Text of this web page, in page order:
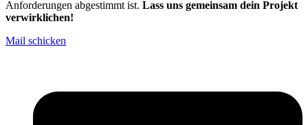
Anforderungen abgestimmt ist. Lass uns gemeinsam dein Projekt
verwirklichen!
Mail schicken